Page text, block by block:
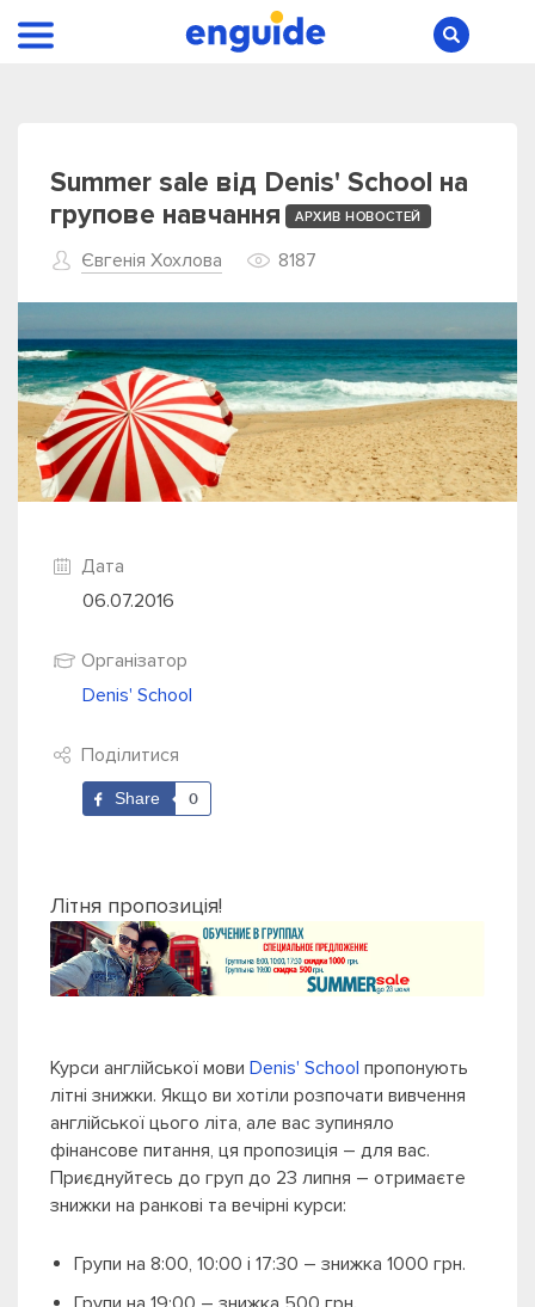
Summer sale від Denis' School на
групове навчання
АРХИВ НОВОСТЕЙ
Євгенія Хохлова 8187
Дата
06.07.2016
Організатор
Denis' School
Поділитися
Share 0
Літня пропозиція!
Курси англійської мови Denis' School пропонують
літні знижки. Якщо ви хотіли розпочати вивчення
англійської цього літа, але вас зупиняло
фінансове питання, ця пропозиція – для вас.
Приєднуйтесь до груп до 23 липня – отримаєте
знижки на ранкові та вечірні курси:
Групи на 8:00, 10:00 і 17:30 – знижка 1000 грн.